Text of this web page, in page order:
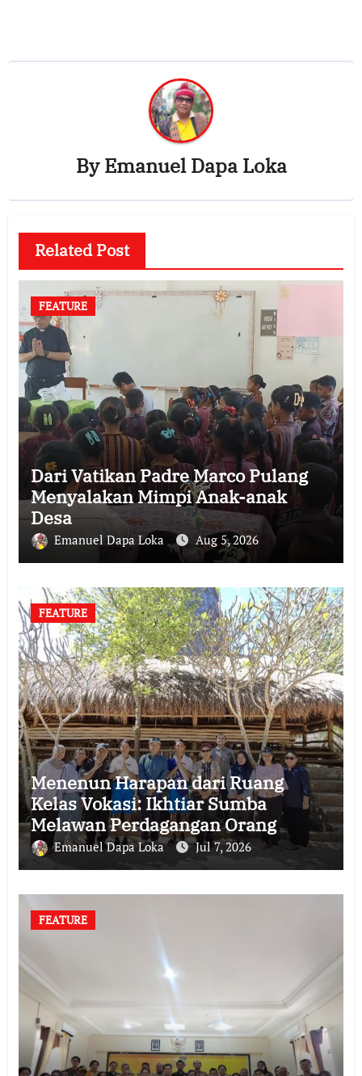
ByEmanuel Dapa Loka
Related Post
FEATURE
Dari Vatikan Padre Marco Pulang
Menyalakan Mimpi Anak-anak
Desa
Emanuel Dapa Loka Aug 5, 2026
FEATURE
Menenun Harapan dari Ruang
Kelas Vokasi: Ikhtiar Sumba
Melawan Perdagangan Orang
Emanuel Dapa Loka Jul 7, 2026
FEATURE